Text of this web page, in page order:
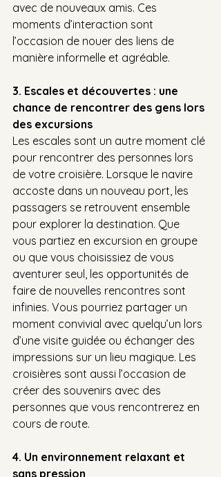
avec de nouveaux amis. Ces
moments d’interaction sont
l’occasion de nouer des liens de
manière informelle et agréable.
3. Escales et découvertes : une
chance de rencontrer des gens lors
des excursions
Les escales sont un autre moment clé
pour rencontrer des personnes lors
de votre croisière. Lorsque le navire
accoste dans un nouveau port, les
passagers se retrouvent ensemble
pour explorer la destination. Que
vous partiez en excursion en groupe
ou que vous choisissiez de vous
aventurer seul, les opportunités de
faire de nouvelles rencontres sont
infinies. Vous pourriez partager un
moment convivial avec quelqu’un lors
d’une visite guidée ou échanger des
impressions sur un lieu magique. Les
croisières sont aussi l’occasion de
créer des souvenirs avec des
personnes que vous rencontrerez en
cours de route.
4. Un environnement relaxant et
sans pression